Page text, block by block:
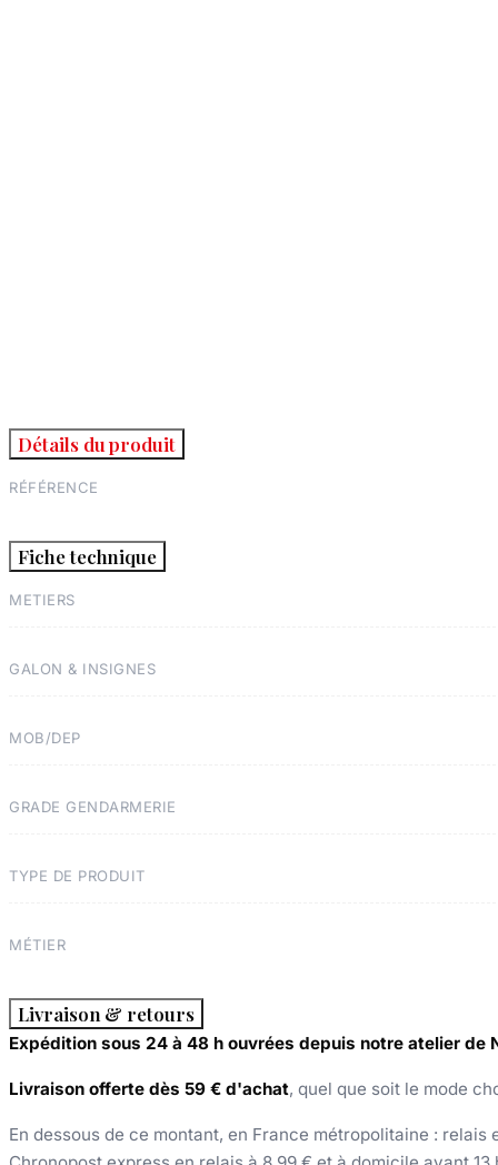
Détails du produit
RÉFÉRENCE
Fiche technique
METIERS
GALON & INSIGNES
MOB/DEP
GRADE GENDARMERIE
TYPE DE PRODUIT
MÉTIER
Livraison & retours
Expédition sous 24 à 48 h ouvrées depuis notre atelier de
Livraison offerte dès 59 € d'achat, quel que soit le mode
En dessous de ce montant, en France métropolitaine :